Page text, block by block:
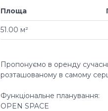
Площа
51.00 м²
Пропонуємо в оренду
розташованому в самому
Функціональне планування:
OPEN SPACE